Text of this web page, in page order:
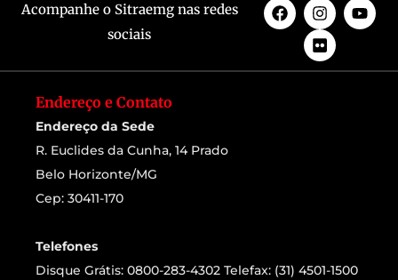
Acompanhe o Sitraemg nas redes
sociais
Endereço e Contato
Endereço da Sede
R. Euclides da Cunha, 14 Prado
Belo Horizonte/MG
Cep: 30411-170
Telefones
Disque Grátis: 0800-283-4302 Telefax: (31) 4501-1500